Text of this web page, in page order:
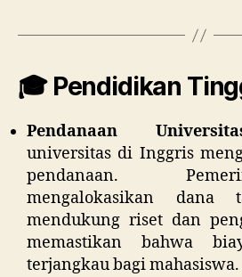
🎓 Pendidikan
Pendanaan
universitas di Inggris
pendanaan.
mengalokasikan dana
mendukung riset dan
memastikan bahwa
terjangkau bagi mahasiswa.